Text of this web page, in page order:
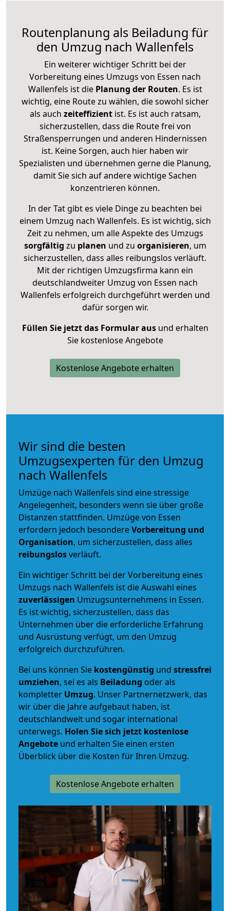
Routenplanung als Beiladung für
den Umzug nach Wallenfels
Ein weiterer wichtiger Schritt bei der
Vorbereitung eines Umzugs von Essen nach
Wallenfels ist diePlanung der Routen. Es ist
wichtig, eine Route zu wählen, die sowohl sicher
als auch zeiteffizientist. Es ist auch ratsam,
sicherzustellen, dass die Route frei von
Straßensperrungen und anderen Hindernissen
ist. Keine Sorgen, auch hier haben wir
Spezialisten und übernehmen gerne die Planung,
damit Sie sich auf andere wichtige Sachen
konzentrieren können.
In der Tat gibt es viele Dinge zu beachten bei
einem Umzug nach Wallenfels. Es ist wichtig, sich
Zeit zu nehmen, um alle Aspekte des Umzugs
sorgfältig zu planen und zu organisieren, um
sicherzustellen, dass alles reibungslos verläuft.
Mit der richtigen Umzugsfirma kann ein
deutschlandweiter Umzug von Essen nach
Wallenfels erfolgreich durchgeführt werden und
dafür sorgen wir.
Füllen Sie jetzt das Formular ausund erhalten
Sie kostenlose Angebote
Kostenlose Angebote erhalten
Wir sind die besten
Umzugsexperten für den Umzug
nach Wallenfels
Umzüge nach Wallenfels sind eine stressige
Angelegenheit, besonders wenn sie über große
Distanzen stattfinden. Umzüge von Essen
erfordern jedoch besondereVorbereitung und
Organisation, um sicherzustellen, dass alles
reibungslosverläuft.
Ein wichtiger Schritt bei der Vorbereitung eines
Umzugs nach Wallenfels ist die Auswahl eines
zuverlässigen Umzugsunternehmens in Essen.
Es ist wichtig, sicherzustellen, dass das
Unternehmen über die erforderliche Erfahrung
und Ausrüstung verfügt, um den Umzug
erfolgreich durchzuführen.
Bei uns können Sie kostengünstig und stressfrei
umziehen, sei es als Beiladung oder als
kompletter Umzug. Unser Partnernetzwerk, das
wir über die Jahre aufgebaut haben, ist
deutschlandweit und sogar international
unterwegs. Holen Sie sich jetzt kostenlose
Angebote und erhalten Sie einen ersten
Überblick über die Kosten für Ihren Umzug.
Kostenlose Angebote erhalten